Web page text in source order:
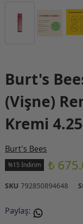
Burt's
(Vişne)
Kremi
Burt's Bees
%15 İndirim ₺
SKU 792850894648
Paylaş: